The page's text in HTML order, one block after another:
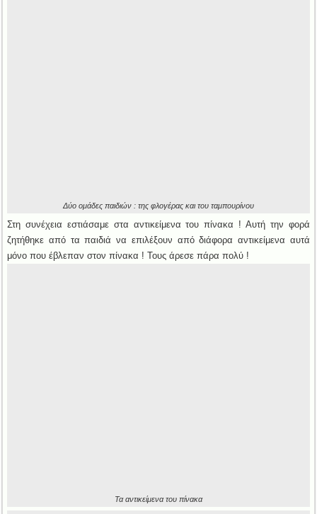
Δύο ομάδες παιδιών : της φλογέρας και του ταμπουρίνου
Στη συνέχεια εστιάσαμε στα αντικείμενα του πίνακα ! Αυτή την φορά
ζητήθηκε από τα παιδιά να επιλέξουν από διάφορα αντικείμενα αυτά
μόνο που έβλεπαν στον πίνακα ! Τους άρεσε πάρα πολύ !
Τα αντικείμενα του πίνακα